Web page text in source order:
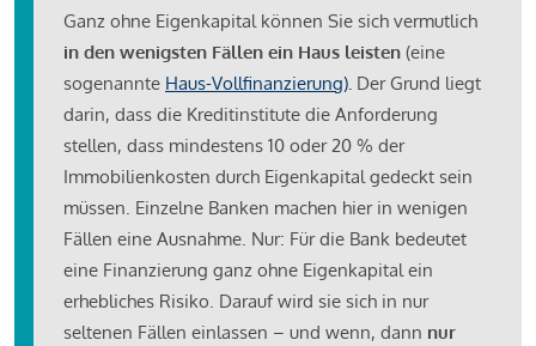
Ganz ohne Eigenkapital können Sie sich vermutlich
in den wenigsten Fällen ein Haus leisten (eine
sogenannte Haus-Vollfinanzierung). Der Grund liegt
darin, dass die Kreditinstitute die Anforderung
stellen, dass mindestens 10 oder 20 % der
Immobilienkosten durch Eigenkapital gedeckt sein
müssen. Einzelne Banken machen hier in wenigen
Fällen eine Ausnahme. Nur: Für die Bank bedeutet
eine Finanzierung ganz ohne Eigenkapital ein
erhebliches Risiko. Darauf wird sie sich in nur
seltenen Fällen einlassen – und wenn, dann nur